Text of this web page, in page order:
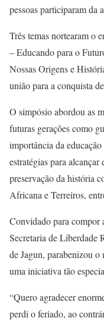
pessoas participaram da
Três temas nortearam o
– Educando para o
Nossas Origens e
união para a conquista
O simpósio abordou as
futuras gerações como
importância da
estratégias para alcançar
preservação da história
Africana e Terreiros,
Convidado para compor
Secretaria de Liberdade
de Jagun, parabenizou
uma iniciativa tão
“Quero agradecer
perdi o feriado, ao